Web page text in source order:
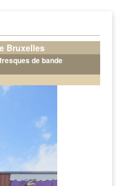
Bruxelles
de bande